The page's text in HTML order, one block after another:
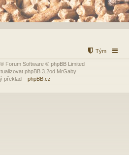
Tým
® Forum Software © phpBB Limited
phpBB 3.2od MrGaby
překlad – phpBB.cz